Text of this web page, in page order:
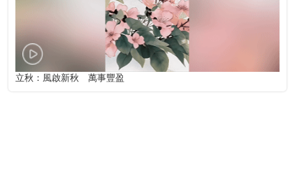
立秋：風啟新秋 萬事豐盈